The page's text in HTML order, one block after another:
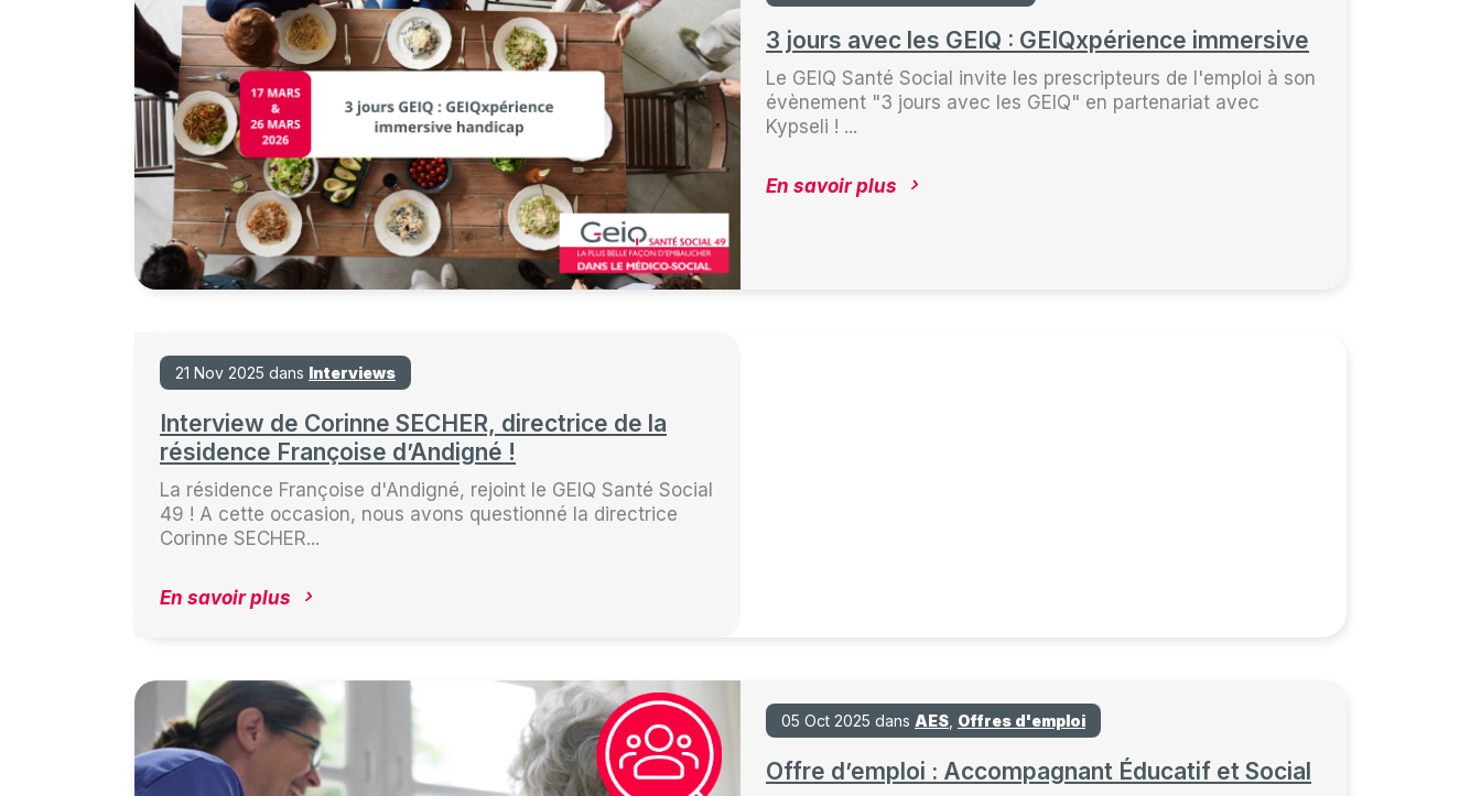
3 jours avec les GEIQ : GEIQxpérience immersive
Le GEIQ Santé Social invite les prescripteurs de l'emploi à son
évènement "3 jours avec les GEIQ" en partenariat avec
Kypseli ! ...
En savoir plus
21 Nov 2025 dans Interviews
Interview de Corinne SECHER, directrice de la
résidence Françoise d’Andigné !
La résidence Françoise d'Andigné, rejoint le GEIQ Santé Social
49 ! A cette occasion, nous avons questionné la directrice
Corinne SECHER...
En savoir plus
05 Oct 2025 dans AES Offres d'emploi
Offre d’emploi : Accompagnant Éducatif et Social